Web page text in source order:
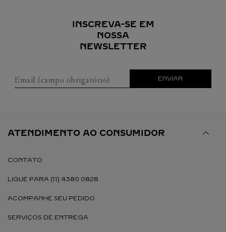
INSCREVA-SE EM
NOSSA
NEWSLETTER
Email (campo obrigatório) ENVIAR
ATENDIMENTO AO CONSUMIDOR
CONTATO
LIGUE PARA (11) 4380 0828
ACOMPANHE SEU PEDIDO
SERVIÇOS DE ENTREGA